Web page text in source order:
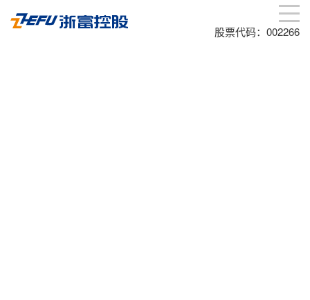
股票代码：002266